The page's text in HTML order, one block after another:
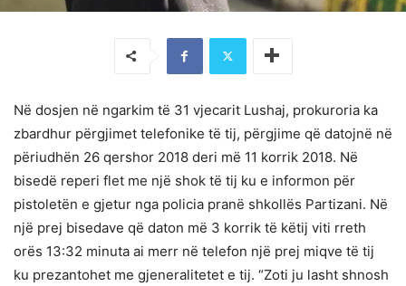
Në dosjen në ngarkim të 31 vjecarit Lushaj, prokuroria ka
zbardhur përgjimet telefonike të tij, përgjime që datojnë në
përiudhën 26 qershor 2018 deri më 11 korrik 2018. Në
bisedë reperi flet me një shok të tij ku e informon për
pistoletën e gjetur nga policia pranë shkollës Partizani. Në
një prej bisedave që daton më 3 korrik të këtij viti rreth
orës 13:32 minuta ai merr në telefon një prej miqve të tij
ku prezantohet me gjeneralitetet e tij. “Zoti ju lasht shnosh